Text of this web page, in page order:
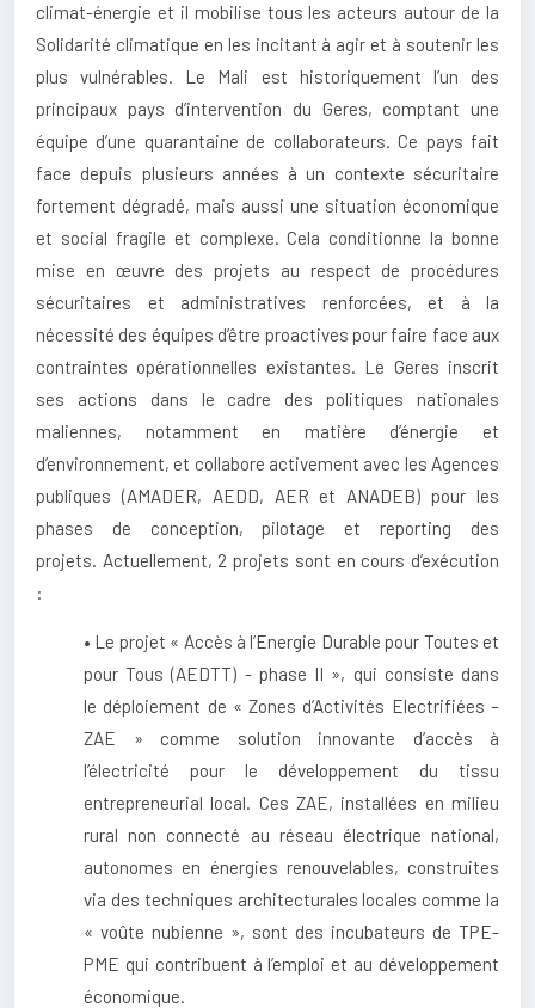
climat-énergie et il mobilise tous les acteurs autour de la
Solidarité climatique en les incitant à agir et à soutenir les
plus vulnérables. Le Mali est historiquement l’un des
principaux pays d’intervention du Geres, comptant une
équipe d’une quarantaine de collaborateurs. Ce pays fait
face depuis plusieurs années à un contexte sécuritaire
fortement dégradé, mais aussi une situation économique
et social fragile et complexe. Cela conditionne la bonne
mise en œuvre des projets au respect de procédures
sécuritaires et administratives renforcées, et à la
nécessité des équipes d’être proactives pour faire face aux
contraintes opérationnelles existantes. Le Geres inscrit
ses actions dans le cadre des politiques nationales
maliennes, notamment en matière d’énergie et
d’environnement, et collabore activement avec les Agences
publiques (AMADER, AEDD, AER et ANADEB) pour les
phases de conception, pilotage et reporting des
projets. Actuellement, 2 projets sont en cours d’exécution
:
• Le projet « Accès à l’Energie Durable pour Toutes et
pour Tous (AEDTT) - phase II », qui consiste dans
le déploiement de « Zones d’Activités Electrifiées –
ZAE » comme solution innovante d’accès à
l’électricité pour le développement du tissu
entrepreneurial local. Ces ZAE, installées en milieu
rural non connecté au réseau électrique national,
autonomes en énergies renouvelables, construites
via des techniques architecturales locales comme la
« voûte nubienne », sont des incubateurs de TPE-
PME qui contribuent à l’emploi et au développement
économique.